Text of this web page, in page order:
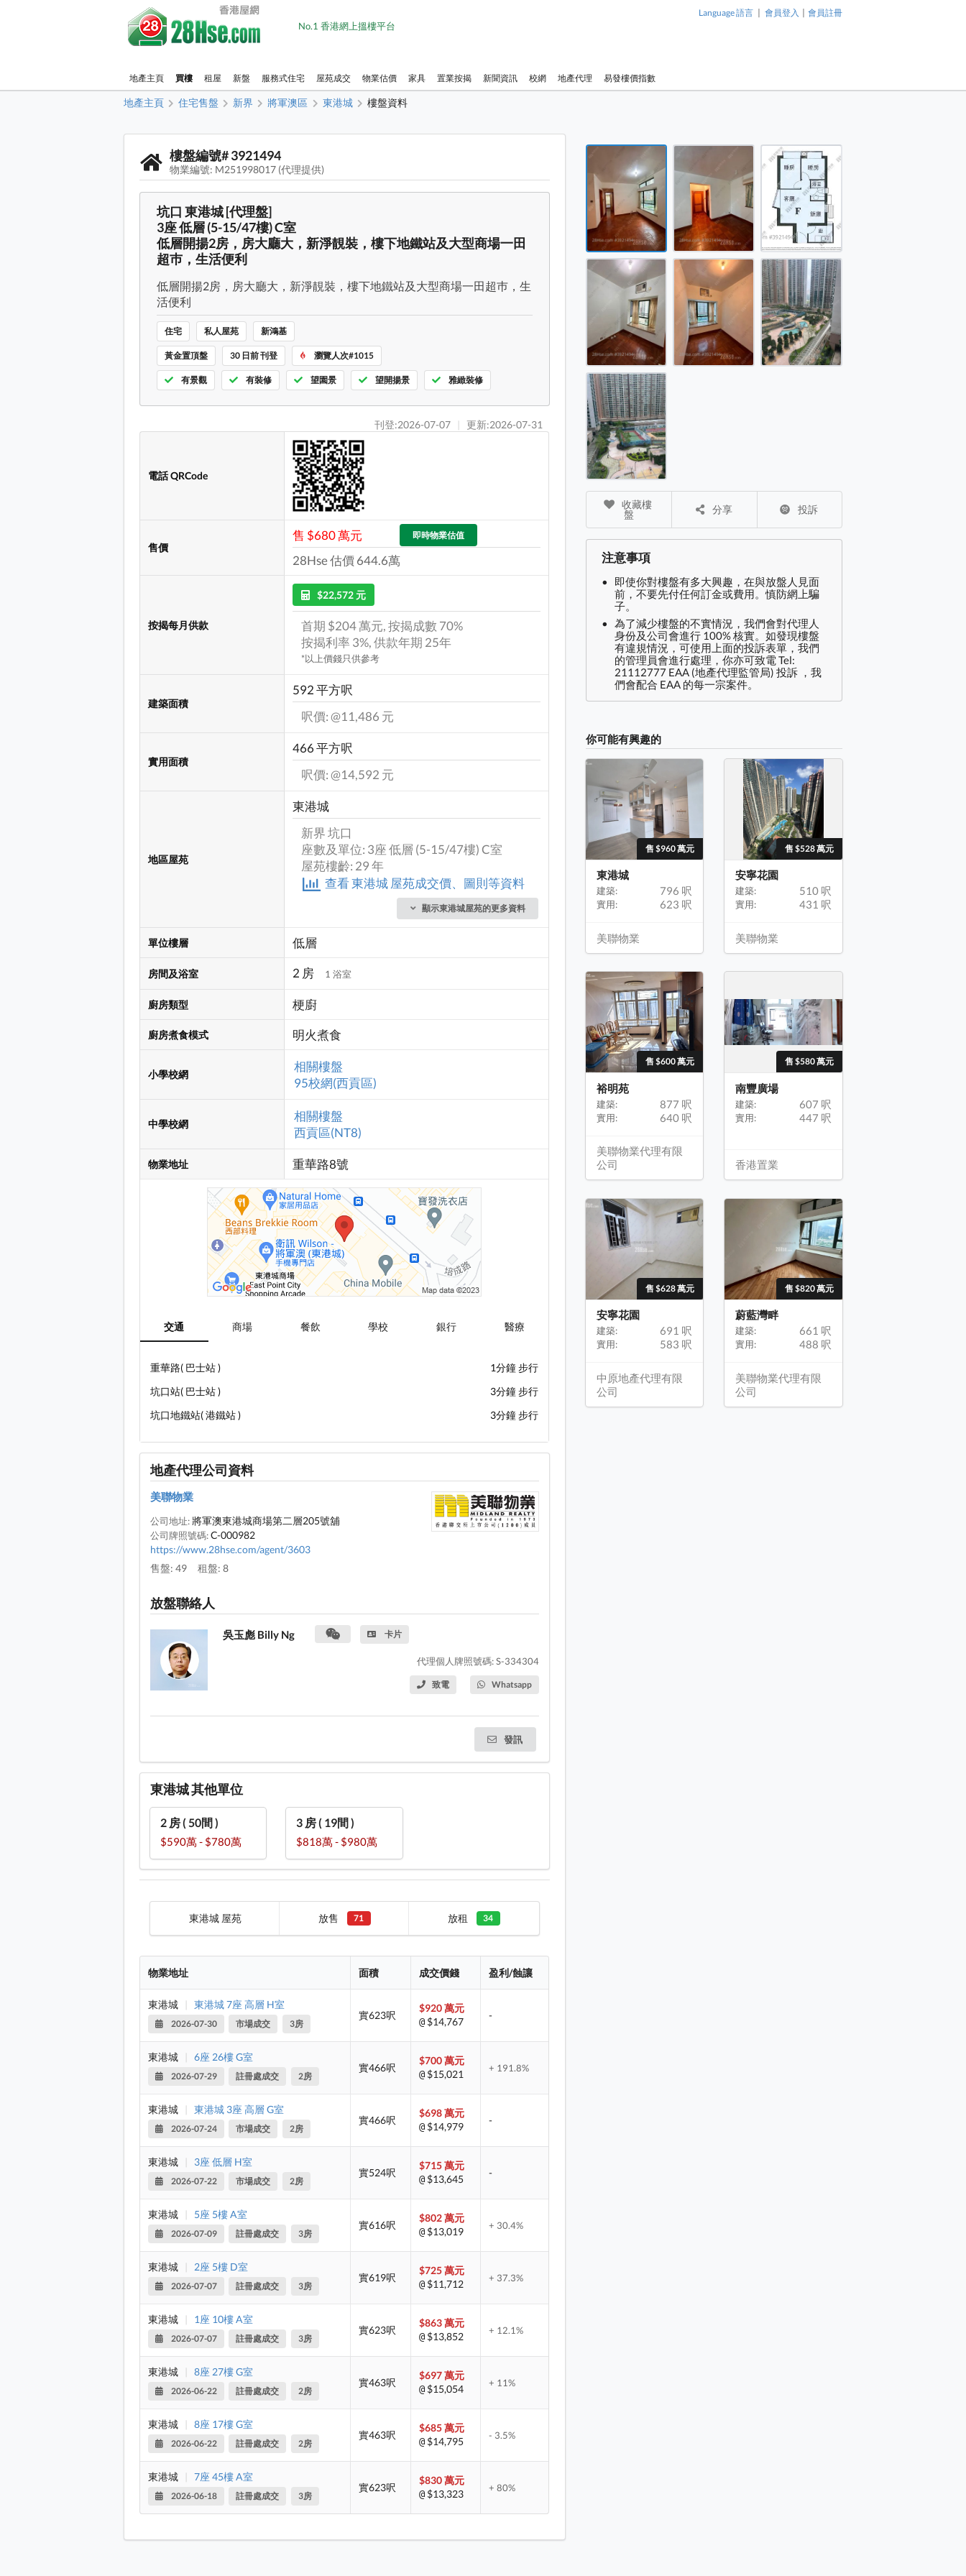
No.1 香港網上搵樓平台
Language 語言 | 會員登入 | 會員註冊
地產主頁 買樓 租屋 新盤 服務式住宅 屋苑成交 物業估價 家具 置業按揭 新聞資訊 校網 地產代理 易發樓價指數
地產主頁 住宅售盤 新界 將軍澳區 東港城 樓盤資料
樓盤編號# 3921494
物業編號: M251998017 (代理提供)
坑口 東港城 [代理盤]
3座 低層 (5-15/47樓) C室
低層開揚2房，房大廳大，新淨靚裝，樓下地鐵站及大型商場一田
超巿，生活便利
低層開揚2房，房大廳大，新淨靚裝，樓下地鐵站及大型商場一田超巿，生
活便利
住宅 私人屋苑 新鴻基
黃金置頂盤 30 日前 刊登 瀏覽人次#1015
有景觀 有裝修 望園景 望開揚景 雅緻裝修
刊登:2026-07-07 | 更新:2026-07-31
電話 QRCode
售價
售 $680 萬元 即時物業估值
28Hse 估價 644.6萬
按揭每月供款
$22,572 元
首期 $204 萬元, 按揭成數 70%
按揭利率 3%, 供款年期 25年
*以上價錢只供參考
建築面積
592 平方呎
呎價: @11,486 元
實用面積
466 平方呎
呎價: @14,592 元
地區屋苑
東港城
新界 坑口
座數及單位: 3座 低層 (5-15/47樓) C室
屋苑樓齡: 29 年
查看 東港城 屋苑成交價、圖則等資料
顯示東港城屋苑的更多資料
單位樓層 低層
房間及浴室 2 房 1 浴室
廚房類型 梗廚
廚房煮食模式 明火煮食
小學校網
相關樓盤
95校網(西貢區)
中學校網
相關樓盤
西貢區(NT8)
物業地址 重華路8號
交通 商場 餐飲 學校 銀行 醫療
重華路( 巴士站 )
1分鐘 步行
坑口站( 巴士站 )
3分鐘 步行
坑口地鐵站( 港鐵站 )
3分鐘 步行
地產代理公司資料
美聯物業
公司地址:將軍澳東港城商場第二層205號舖
公司牌照號碼:C-000982
https://www.28hse.com/agent/3603
售盤: 49
租盤: 8
放盤聯絡人
吳玉彪 Billy Ng 卡片
代理個人牌照號碼: S-334304
致電 Whatsapp
發訊
東港城 其他單位
2 房 ( 50間 )
$590萬 - $780萬
3 房 ( 19間 )
$818萬 - $980萬
東港城 屋苑 放售 71 放租 34
物業地址 面積 成交價錢 盈利/蝕讓
東港城 | 東港城 7座 高層 H室
2026-07-30 市場成交 3房
實623呎
$920 萬元
@ $14,767
-
東港城 | 6座 26樓 G室
2026-07-29 註冊處成交 2房
實466呎
$700 萬元
@ $15,021 + 191.8%
東港城 | 東港城 3座 高層 G室
2026-07-24 市場成交 2房
實466呎
$698 萬元
@ $14,979
-
東港城 | 3座 低層 H室
2026-07-22 市場成交 2房
實524呎
$715 萬元
@ $13,645
-
東港城 | 5座 5樓 A室
2026-07-09 註冊處成交 3房
實616呎
$802 萬元
@ $13,019 + 30.4%
東港城 | 2座 5樓 D室
2026-07-07 註冊處成交 3房
實619呎
$725 萬元
@ $11,712 + 37.3%
東港城 | 1座 10樓 A室
2026-07-07 註冊處成交 3房
實623呎
$863 萬元
@ $13,852 + 12.1%
東港城 | 8座 27樓 G室
2026-06-22 註冊處成交 2房
實463呎
$697 萬元
@ $15,054 + 11%
東港城 | 8座 17樓 G室
2026-06-22 註冊處成交 2房
實463呎
$685 萬元
@ $14,795 - 3.5%
東港城 | 7座 45樓 A室
2026-06-18 註冊處成交 3房
實623呎
$830 萬元
@ $13,323 + 80%
東港城 售盤 2 房 , 1 浴室 466 平方呎
東港城 售盤 2 房 , 1 浴室 466 平方呎
東港城 售盤 2 房 , 1 浴室 466 平方呎
東港城 售盤 2 房 , 1 浴室 466 平方呎
東港城 售盤 2 房 , 1 浴室 466 平方呎
東港城 售盤 2 房 , 1 浴室 466 平方呎
東港城 售盤 2 房 , 1 浴室 466 平方呎
東港城 售盤 2 房 , 1 浴室 466 平
盤
分享 投訴
注意事項
即使你對樓盤有多大興趣，在與放盤人見面
前，不要先付任何訂金或費用。慎防網上騙
子。
為了減少樓盤的不實情況，我們會對代理人
身份及公司會進行 100% 核實。如發現樓盤
有違規情況，可使用上面的投訴表單，我們
的管理員會進行處理，你亦可致電 Tel:
21112777 EAA (地產代理監管局) 投訴 ，我
們會配合 EAA 的每一宗案件。
你可能有興趣的
售 $960 萬元
東港城
建築: 796 呎
實用: 623 呎
美聯物業
售 $528 萬元
安寧花園
建築: 510 呎
實用: 431 呎
美聯物業
售 $600 萬元
裕明苑
建築: 877 呎
實用: 640 呎
美聯物業代理有限
公司
售 $580 萬元
南豐廣場
建築: 607 呎
實用: 447 呎
香港置業
售 $628 萬元
安寧花園
建築: 691 呎
實用: 583 呎
中原地產代理有限
公司
售 $820 萬元
蔚藍灣畔
建築: 661 呎
實用: 488 呎
美聯物業代理有限
公司